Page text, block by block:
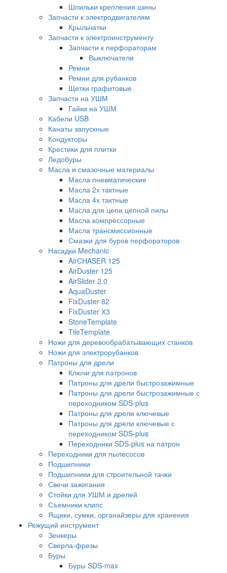
Шпильки крепления шины
Запчасти к электродвигателям
Крыльчатки
Запчасти к электроинструменту
Запчасти к перфораторам
Выключатели
Ремни
Ремни для рубанков
Щетки графитовые
Запчасти на УШМ
Гайки на УШМ
Кабели USB
Канаты запускные
Кондукторы
Крестики для плитки
Ледобуры
Масла и смазочные материалы
Масла пневматические
Масла 2х тактные
Масла 4х тактные
Масла для цепи цепной пилы
Масла компрессорные
Масла трансмиссионные
Смазки для буров перфораторов
Насадки Mechanic
AirCHASER 125
AirDuster 125
AirSlider 2.0
AquaDuster
FixDuster 82
FixDuster Х3
StoneTemplate
TileTemplate
Ножи для деревообрабатывающих станков
Ножи для электрорубанков
Патроны для дрели
Ключи для патронов
Патроны для дрели быстрозажимные
Патроны для дрели быстрозажимные с
переходником SDS-plus
Патроны для дрели ключевые
Патроны для дрели ключевые с
переходником SDS-plus
Переходники SDS-plus на патрон
Переходники для пылесосов
Подшипники
Подшипники для строительной тачки
Свечи зажигания
Стойки для УШМ и дрелей
Съемники клипс
Ящики, сумки, органайзеры для хранения
Режущий инструмент
Зенкеры
Сверла-фрезы
Буры
Буры SDS-max